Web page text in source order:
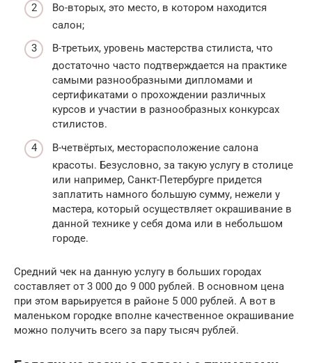
Во-вторых, это место, в котором находится
салон;
В-третьих, уровень мастерства стилиста, что
достаточно часто подтверждается на практике
самыми разнообразными дипломами и
сертификатами о прохождении различных
курсов и участии в разнообразных конкурсах
стилистов.
В-четвёртых, месторасположение салона
красоты. Безусловно, за такую услугу в столице
или например, Санкт-Петербурге придется
заплатить намного большую сумму, нежели у
мастера, который осуществляет окрашивание в
данной технике у себя дома или в небольшом
городе.
Средний чек на данную услугу в больших городах
составляет от 3 000 до 9 000 рублей. В основном цена
при этом варьируется в районе 5 000 рублей. А вот в
маленьком городке вполне качественное окрашивание
можно получить всего за пару тысяч рублей.